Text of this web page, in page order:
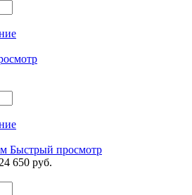
Быстрый просмотр
24 650 руб.